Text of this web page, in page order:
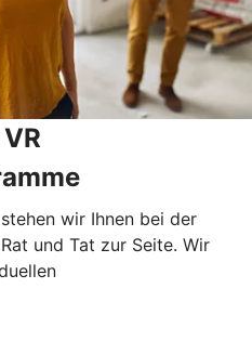
wir Ihnen bei der
und Tat zur Seite. Wir